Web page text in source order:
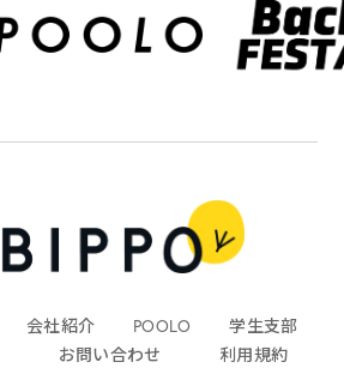
会社紹介 POOLO
学生支部
お問い合わせ
利用規約